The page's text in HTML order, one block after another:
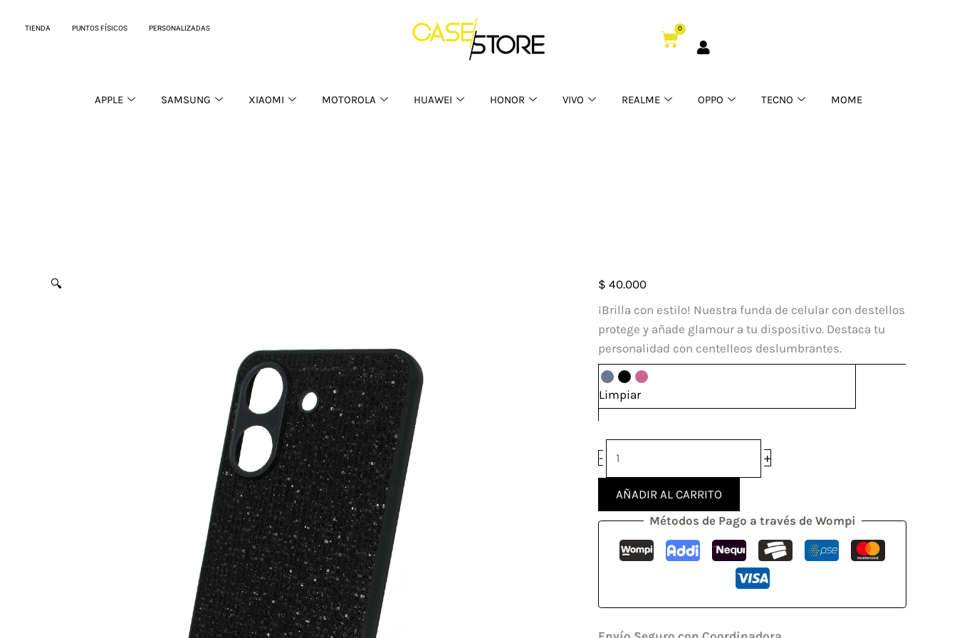
TIENDA PUNTOS FÍSICOS PERSONALIZADAS 0
Cart
APPLE SAMSUNG XIAOMI MOTOROLA HUAWEI HONOR VIVO REALME OPPO TECNO MOME
🔍 $ 40.000
¡Brilla con estilo! Nuestra funda de celular con destellos
protege y añade glamour a tu dispositivo. Destaca tu
personalidad con centelleos deslumbrantes.
Limpiar
-
Case
Luna
Xiaomi
13C
cantidad
+
AÑADIR AL CARRITO
Métodos de Pago a través de Wompi